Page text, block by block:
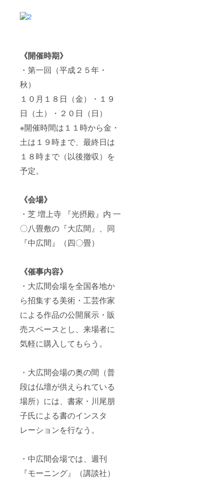
《開催時期》
・第一回（平成２５年・
秋）
１０月１８日（金）・１９
日（土）・２０日（日）
※開催時間は１１時から金・
土は１９時まで、最終日は
１８時まで（以後撤収）を
予定。
《会場》
・芝 増上寺 『光摂殿』内 一
〇八畳敷の『大広間』、同
『中広間』（四〇畳）
《催事内容》
・大広間会場を全国各地か
ら招集する美術・工芸作家
による作品の公開展示・販
売スペースとし、来場者に
気軽に購入してもらう。
・大広間会場の奥の間（普
段は仏壇が供えられている
場所）には、書家・川尾朋
子氏による書のインスタ
レーションを行なう。
・中広間会場では、週刊
『モーニング』（講談社）